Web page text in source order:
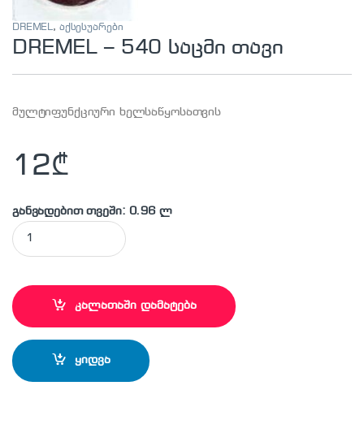
DREMEL, აქსესუარები
DREMEL – 540 საცმი თავი
მულტიფუნქციური ხელსაწყოსათვის
12₾
განვადებით თვეში: 0.96 ლ
DREMEL - 540 საცმი თავი quantity
კალათაში დამატება
ყიდვა